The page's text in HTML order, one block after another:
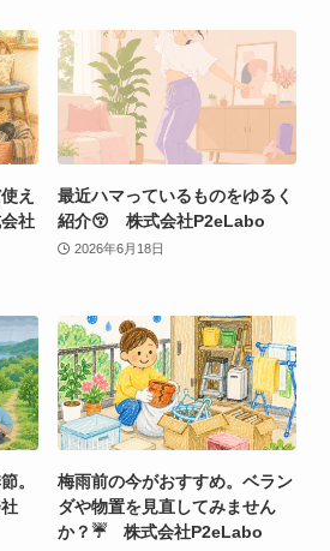
え
社
最近ハマっているものをゆるく
紹介😚 株式会社P2eLabo
2026年6月18日
。
梅雨前の今がおすすめ。ベラン
ダや物置を見直してみません
か？☔ 株式会社P2eLabo